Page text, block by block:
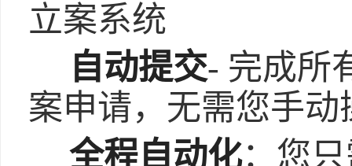
立案系统
自动提交- 完成所
案申请，无需您手动
全程自动化：您